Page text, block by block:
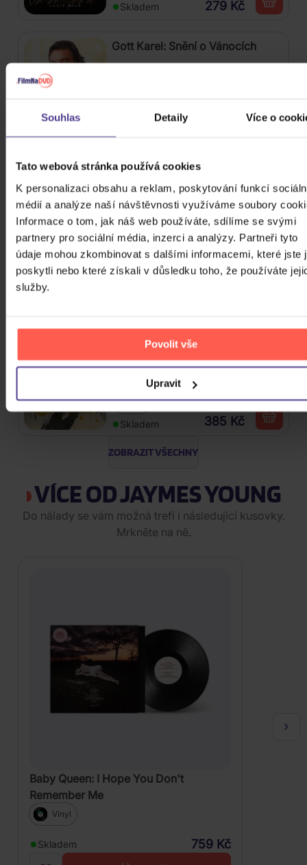
Souhlas Detaily Více o
Tato webová stránka používá cookies
K personalizaci obsahu a reklam, poskytování funkcí
médií a analýze naší návštěvnosti využíváme soubory
Informace o tom, jak náš web používáte, sdílíme se svými
partnery pro sociální média, inzerci a analýzy. Partneři tyto
údaje mohou zkombinovat s dalšími informacemi, které jste
poskytli nebo které získali v důsledku toho, že používáte
služby.
Povolit vše
Upravit
Skladem 279 Kč
Gott Karel: Snění o Vánocích
2025) Part 2
CD
Skladem 289 Kč
Kabát: Original Albums Vol.3
roky
CD
Skladem 385 Kč
ZOBRAZIT VŠECHNY
VÍCE OD JAYMES YOUNG
Do nálady se vám možná trefí i následující kusovky.
Mrkněte na ně.
Baby Queen: I Hope You Don't
Remember Me
Vinyl
Skladem 759 Kč